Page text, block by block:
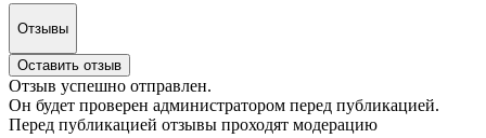
Отзывы
Оставить отзыв
Отзыв успешно отправлен.
Он будет проверен администратором перед публикацией.
Перед публикацией отзывы проходят модерацию